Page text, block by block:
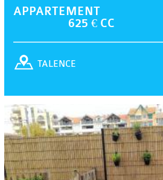
APPARTEMENT
625 € CC
TALENCE